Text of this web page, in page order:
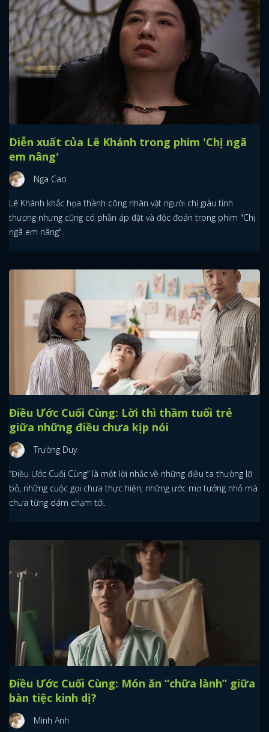
Diễn xuất của Lê Khánh trong phim 'Chị ngã
em nâng'
Nga Cao
Lê Khánh khắc họa thành công nhân vật người chị giàu tình
thương nhưng cũng có phần áp đặt và độc đoán trong phim "Chị
ngã em nâng".
Điều Ước Cuối Cùng: Lời thì thầm tuổi trẻ
giữa những điều chưa kịp nói
Trường Duy
“Điều Ước Cuối Cùng” là một lời nhắc về những điều ta thường lỡ
bỏ, những cuộc gọi chưa thực hiện, những ước mơ tưởng nhỏ mà
chưa từng dám chạm tới.
Điều Ước Cuối Cùng: Món ăn “chữa lành” giữa
bàn tiệc kinh dị?
Minh Anh